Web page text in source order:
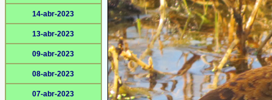
14-abr-2023
13-abr-2023
09-abr-2023
08-abr-2023
07-abr-2023